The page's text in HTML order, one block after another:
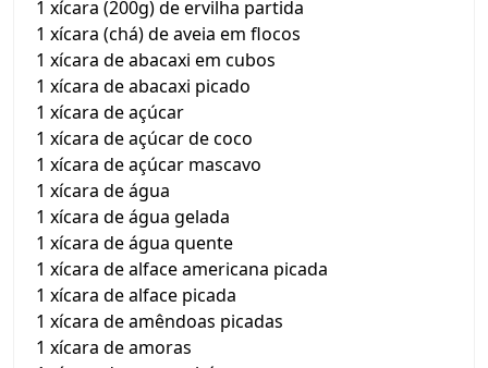
1 xícara (200g) de ervilha partida
1 xícara (chá) de aveia em flocos
1 xícara de abacaxi em cubos
1 xícara de abacaxi picado
1 xícara de açúcar
1 xícara de açúcar de coco
1 xícara de açúcar mascavo
1 xícara de água
1 xícara de água gelada
1 xícara de água quente
1 xícara de alface americana picada
1 xícara de alface picada
1 xícara de amêndoas picadas
1 xícara de amoras